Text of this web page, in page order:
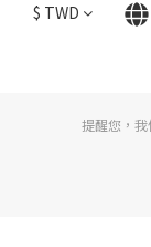
$ TWD
提醒您，